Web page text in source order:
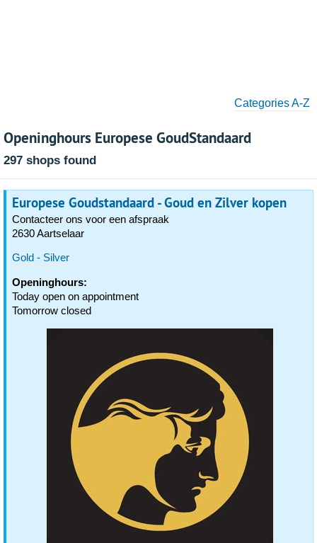
Categories A-Z
Openinghours Europese GoudStandaard
297 shops found
Europese Goudstandaard - Goud en Zilver kopen
Contacteer ons voor een afspraak
2630 Aartselaar
Gold - Silver
Openinghours:
Today open on appointment
Tomorrow closed